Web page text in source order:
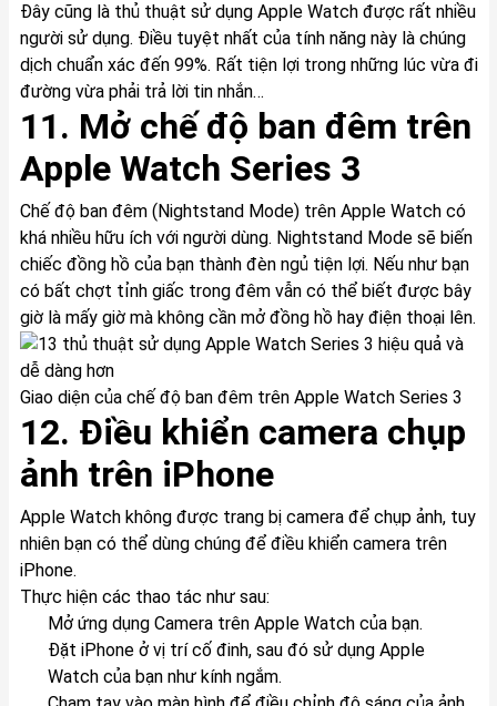
Đây cũng là thủ thuật sử dụng Apple Watch được rất nhiều
người sử dụng. Điều tuyệt nhất của tính năng này là chúng
dịch chuẩn xác đến 99%. Rất tiện lợi trong những lúc vừa đi
đường vừa phải trả lời tin nhắn…
11. Mở chế độ ban đêm trên
Apple Watch Series 3
Chế độ ban đêm (Nightstand Mode) trên Apple Watch có
khá nhiều hữu ích với người dùng. Nightstand Mode sẽ biến
chiếc đồng hồ của bạn thành đèn ngủ tiện lợi. Nếu như bạn
có bất chợt tỉnh giấc trong đêm vẫn có thể biết được bây
giờ là mấy giờ mà không cần mở đồng hồ hay điện thoại lên.
Giao diện của chế độ ban đêm trên Apple Watch Series 3
12. Điều khiển camera chụp
ảnh trên iPhone
Apple Watch không được trang bị camera để chụp ảnh, tuy
nhiên bạn có thể dùng chúng để điều khiển camera trên
iPhone.
Thực hiện các thao tác như sau:
Mở ứng dụng Camera trên Apple Watch của bạn.
Đặt iPhone ở vị trí cố đinh, sau đó sử dụng Apple
Watch của bạn như kính ngắm.